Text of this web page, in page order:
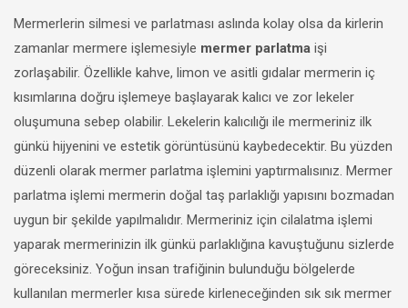
Mermerlerin silmesi ve parlatması aslında kolay olsa da kirlerin
zamanlar mermere işlemesiyle mermer parlatma işi
zorlaşabilir. Özellikle kahve, limon ve asitli gıdalar mermerin iç
kısımlarına doğru işlemeye başlayarak kalıcı ve zor lekeler
oluşumuna sebep olabilir. Lekelerin kalıcılığı ile mermeriniz ilk
günkü hijyenini ve estetik görüntüsünü kaybedecektir. Bu yüzden
düzenli olarak mermer parlatma işlemini yaptırmalısınız. Mermer
parlatma işlemi mermerin doğal taş parlaklığı yapısını bozmadan
uygun bir şekilde yapılmalıdır. Mermeriniz için cilalatma işlemi
yaparak mermerinizin ilk günkü parlaklığına kavuştuğunu sizlerde
göreceksiniz. Yoğun insan trafiğinin bulunduğu bölgelerde
kullanılan mermerler kısa sürede kirleneceğinden sık sık mermer